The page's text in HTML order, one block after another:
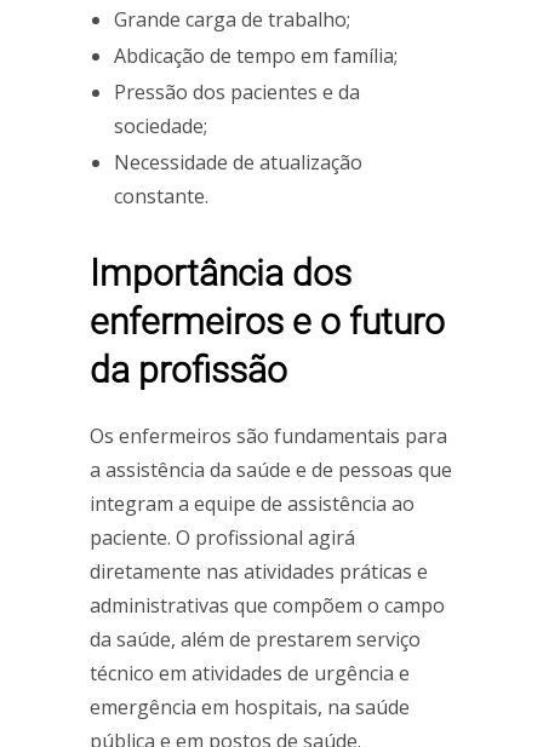
Grande carga de trabalho;
Abdicação de tempo em família;
Pressão dos pacientes e da
sociedade;
Necessidade de atualização
constante.
Importância dos
enfermeiros e o futuro
da profissão
Os enfermeiros são fundamentais para
a assistência da saúde e de pessoas que
integram a equipe de assistência ao
paciente. O profissional agirá
diretamente nas atividades práticas e
administrativas que compõem o campo
da saúde, além de prestarem serviço
técnico em atividades de urgência e
emergência em hospitais, na saúde
pública e em postos de saúde.